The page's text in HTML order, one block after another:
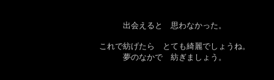
出会えると 思わなかった。
これで紡げたら とても綺麗でしょうね。
夢のなかで 紡ぎましょう。